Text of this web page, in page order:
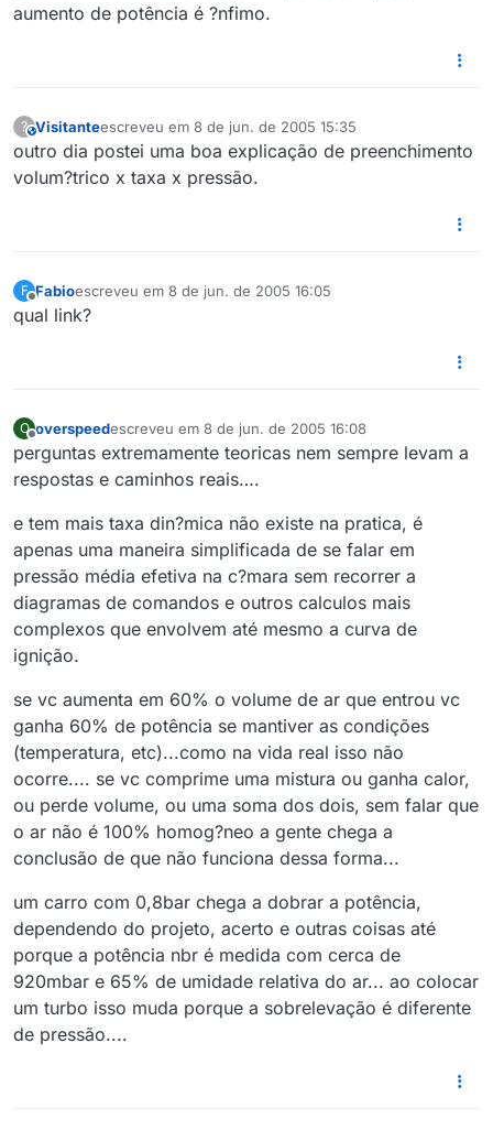
aumento de potência é ?nfimo.
?This user is from outside of this forum
Visitanteescreveu em 8 de jun. de 2005 15:35
última edição por
outro dia postei uma boa explicação de preenchimento
volum?trico x taxa x pressão.
F
Offline
Fabioescreveu em 8 de jun. de 2005 16:05
última edição por
qual link?
O
Offline
overspeedescreveu em 8 de jun. de 2005 16:08
última edição por
perguntas extremamente teoricas nem sempre levam a
respostas e caminhos reais….
e tem mais taxa din?mica não existe na pratica, é
apenas uma maneira simplificada de se falar em
pressão média efetiva na c?mara sem recorrer a
diagramas de comandos e outros calculos mais
complexos que envolvem até mesmo a curva de
ignição.
se vc aumenta em 60% o volume de ar que entrou vc
ganha 60% de potência se mantiver as condições
(temperatura, etc)...como na vida real isso não
ocorre.... se vc comprime uma mistura ou ganha calor,
ou perde volume, ou uma soma dos dois, sem falar que
o ar não é 100% homog?neo a gente chega a
conclusão de que não funciona dessa forma...
um carro com 0,8bar chega a dobrar a potência,
dependendo do projeto, acerto e outras coisas até
porque a potência nbr é medida com cerca de
920mbar e 65% de umidade relativa do ar... ao colocar
um turbo isso muda porque a sobrelevação é diferente
de pressão....